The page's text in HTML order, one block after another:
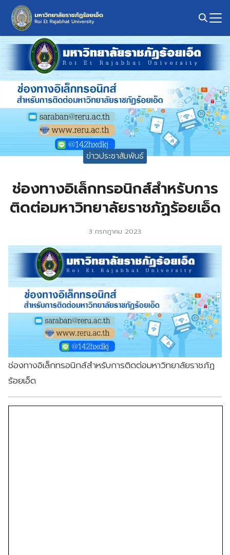
Skip
content
Search
ข่าวประชาสัมพันธ์
ช่องทางอิเล็กทรอนิกส์สำหรับการ
ติดต่อมหาวิทยาลัยราชภัฏร้อยเอ็ด
3 กรกฎาคม 2023
ช่องทางอิเล็กทรอนิกส์สำหรับการติดต่อมหาวิทยาลัยราชภัฏ
ร้อยเอ็ด